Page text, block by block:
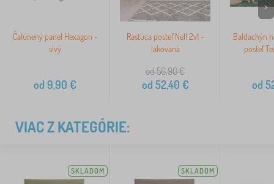
Čalúnený panel Hexagon -
sivý
od 9,90 €
Rastúca posteľ Nell 2v1 -
lakovaná
od 56,90€
od 52,40 €
Baldachýn
posteľ
od
>
VIAC Z KATEGÓRIE:
SKLADOM SKLADOM